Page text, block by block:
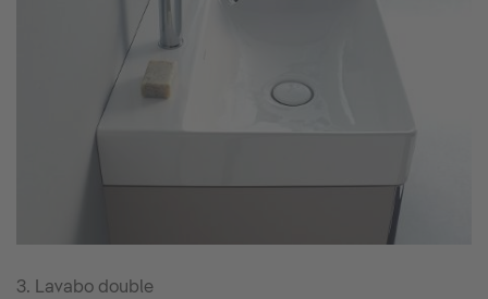
3. Lavabo double